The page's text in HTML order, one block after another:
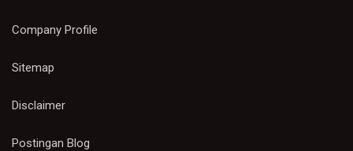
Company Profile
Sitemap
Disclaimer
Postingan Blog